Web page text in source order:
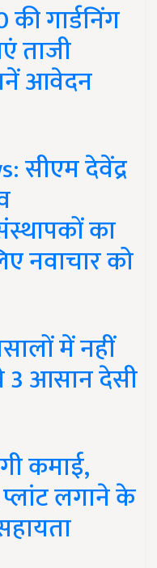
गार्डनिंग
ताजी
आवेदन
सीएम देवेंद्र
का
नवाचार को
में नहीं
3 आसान देसी
कमाई,
लगाने के